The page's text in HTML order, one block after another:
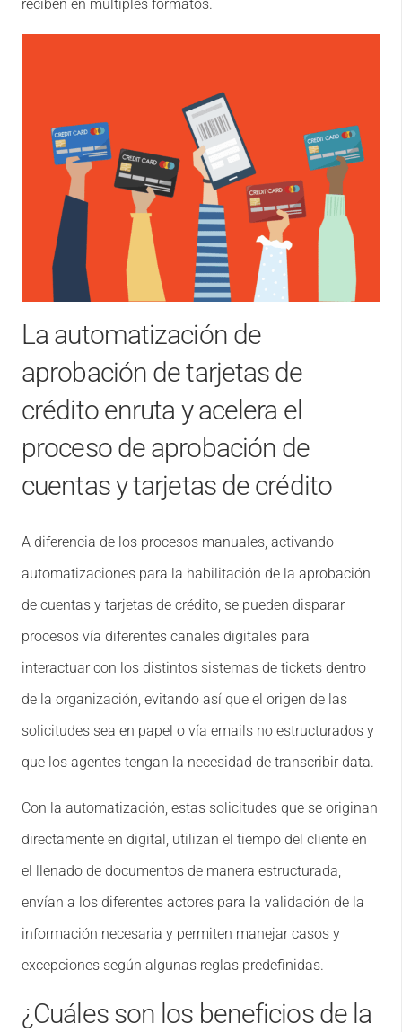
reciben en múltiples formatos.
La automatización de
aprobación de tarjetas de
crédito enruta y acelera el
proceso de aprobación de
cuentas y tarjetas de crédito
A diferencia de los procesos manuales, activando
automatizaciones para la habilitación de la aprobación
de cuentas y tarjetas de crédito, se pueden disparar
procesos vía diferentes canales digitales para
interactuar con los distintos sistemas de tickets dentro
de la organización, evitando así que el origen de las
solicitudes sea en papel o vía emails no estructurados y
que los agentes tengan la necesidad de transcribir data.
Con la automatización, estas solicitudes que se originan
directamente en digital, utilizan el tiempo del cliente en
el llenado de documentos de manera estructurada,
envían a los diferentes actores para la validación de la
información necesaria y permiten manejar casos y
excepciones según algunas reglas predefinidas.
¿Cuáles son los beneficios de la